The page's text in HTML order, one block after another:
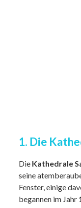
1. Die
Die Kathedrale
seine
Fenster, einige
begannen im Jahr